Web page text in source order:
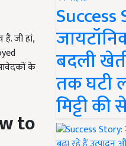
जी हां,
के
to
बदली
तक घटी
मिट्टी की